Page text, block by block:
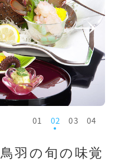
1 2 3 4
鳥羽の旬の味覚